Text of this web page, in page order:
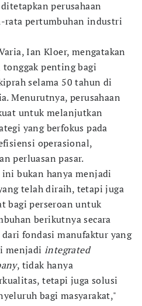
perusahaan
rata pertumbuhan industri
Ian Kloer, mengatakan
penting bagi
selama 50 tahun di
Menurutnya, perusahaan
untuk melanjutkan
yang berfokus pada
operasional,
perluasan pasar.
bukan hanya menjadi
telah diraih, tetapi juga
bagi perseroan untuk
berikutnya secara
fondasi manufaktur yang
menjadi integrated
, tidak hanya
tetapi juga solusi
bagi masyarakat,"